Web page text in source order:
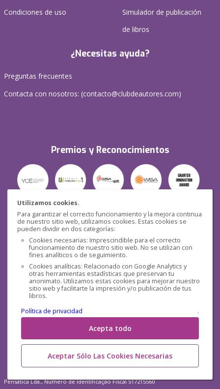
Utilizamos cookies.
Para garantizar el correcto funcionamiento y la mejora continua
de nuestro sitio web, utilizamos cookies. Estas cookies se
pueden dividir en dos categorías:
Cookies necesarias: Imprescindible para el correcto
funcionamiento de nuestro sitio web. No se utilizan con
fines analíticos o de seguimiento.
Cookies analíticas: Relacionado con Google Analytics y
otras herramientas estadísticas que preservan tu
anonimato. Utilizamos estas cookies para mejorar nuestro
sitio web y facilitarte la impresión y/o publicación de tus
libros.
Política de privacidad
.
Acepta todo
Aceptar Sólo Las Cookies Necesarias
Condiciones de uso
Simulador de publicación
de libros
¿Necesitas ayuda?
Preguntas frecuentes
Contacta con nosotros: (contacto@clubdeautores.com)
Premios y Reconocimientos
Seguridad
Redes sociales
Pensática Lda., Número de Identificação Fiscal 517215560